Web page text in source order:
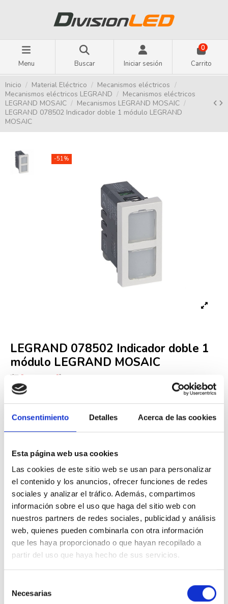
Consentimiento Detalles Acerca de las cookies
Esta página web usa cookies
Las cookies de este sitio web se usan para personalizar
el contenido y los anuncios, ofrecer funciones de redes
sociales y analizar el tráfico. Además, compartimos
información sobre el uso que haga del sitio web con
nuestros partners de redes sociales, publicidad y análisis
web, quienes pueden combinarla con otra información
que les haya proporcionado o que hayan recopilado a
partir del uso que haya hecho de sus servicios.
Necesarias
Menu Buscar Iniciar sesión
0
Carrito
Inicio Material Eléctrico
Mecanismos eléctricos
Mecanismos eléctricos LEGRAND
Mecanismos eléctricos
LEGRAND MOSAIC
Mecanismos LEGRAND MOSAIC
LEGRAND 078502 Indicador doble 1 módulo LEGRAND
MOSAIC
-51%
LEGRAND 078502 Indicador doble 1
módulo LEGRAND MOSAIC
Referencia
16,71 €
Descripción
Indicador doble 1 módulo
Detalles del producto